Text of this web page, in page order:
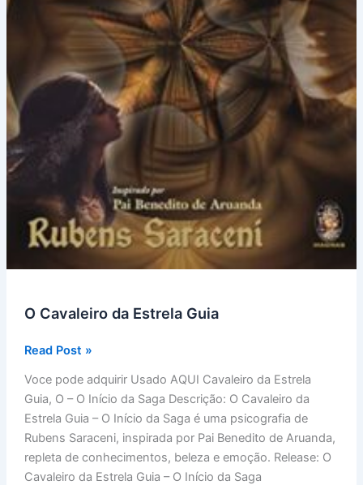
O Cavaleiro da Estrela Guia
O
Estrela
Read Post »
Voce pode adquirir Usado AQUI Cavaleiro da Estrela
Guia, O – O Início da Saga Descrição: O Cavaleiro da
Estrela Guia – O Início da Saga é uma psicografia de
Rubens Saraceni, inspirada por Pai Benedito de Aruanda,
repleta de conhecimentos, beleza e emoção. Release: O
Cavaleiro da Estrela Guia – O Início da Saga